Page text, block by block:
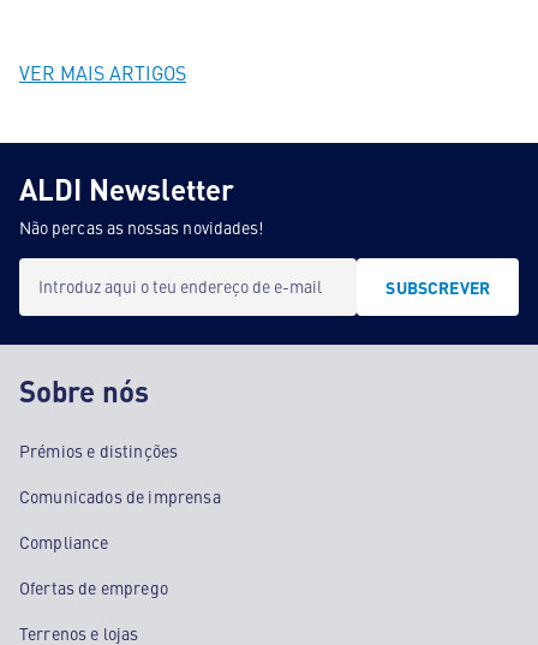
VER MAIS ARTIGOS
ALDI Newsletter
Não percas as nossas novidades!
Introduz aqui o teu endereço de e-mail SUBSCREVER
Sobre nós
Prémios e distinções
Comunicados de imprensa
Compliance
Ofertas de emprego
Terrenos e lojas